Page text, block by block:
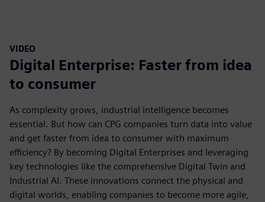
VIDEO
Digital Enterprise: Faster from idea
to consumer
As complexity grows, industrial intelligence becomes
essential. But how can CPG companies turn data into value
and get faster from idea to consumer with maximum
efficiency? By becoming Digital Enterprises and leveraging
key technologies like the comprehensive Digital Twin and
Industrial AI. These innovations connect the physical and
digital worlds, enabling companies to become more agile,